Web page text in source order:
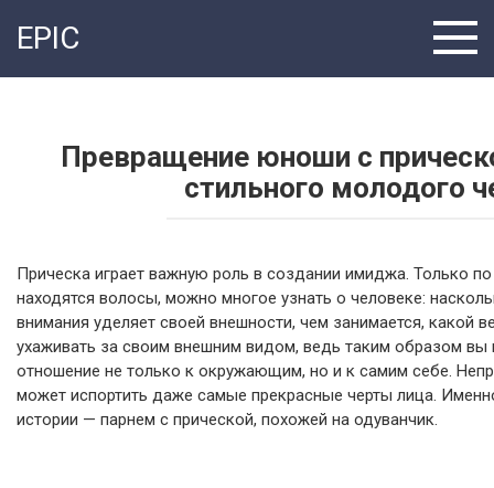
EPIC
Превращение юноши с
стильного молодого
Прическа играет важную роль в создании имиджа. Только
находятся волосы, можно многое узнать о человеке:
внимания уделяет своей внешности, чем занимается, какой
ухаживать за своим внешним видом, ведь таким образом вы
отношение не только к окружающим, но и к самим себе.
может испортить даже самые прекрасные черты лица.
истории — парнем с прической, похожей на одуванчик.